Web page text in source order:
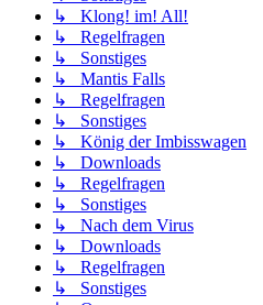
↳ Klong! im! All!
↳ Regelfragen
↳ Sonstiges
↳ Mantis Falls
↳ Regelfragen
↳ Sonstiges
↳ König der Imbisswagen
↳ Downloads
↳ Regelfragen
↳ Sonstiges
↳ Nach dem Virus
↳ Downloads
↳ Regelfragen
↳ Sonstiges